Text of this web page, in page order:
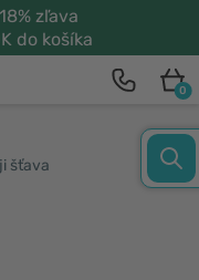
zľava
do košíka
0
šťava